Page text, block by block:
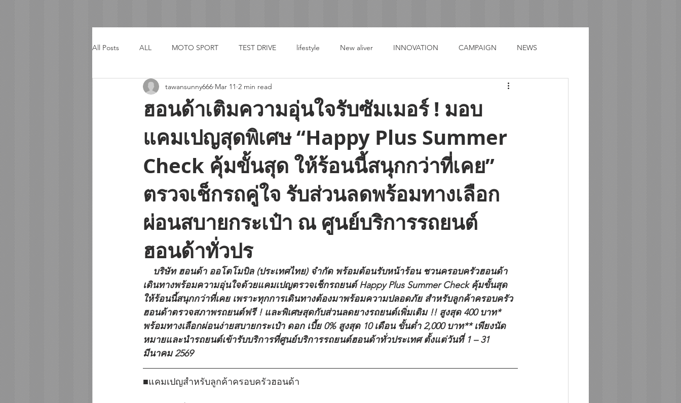
All Posts ALL MOTO SPORT TEST DRIVE lifestyle New aliver INNOVATION CAMPAIGN NEWS
TRIP
ฮอนด้าเติมความอุ่นใจรับซัมเมอร์ ! มอบ
แคมเปญสุดพิเศษ “Happy Plus Summer
Check คุ้มขั้นสุด ให้ร้อนนี้สนุกกว่าที่เคย”
ตรวจเช็กรถคู่ใจ รับส่วนลดพร้อมทางเลือก
ผ่อนสบายกระเป๋า ณ ศูนย์บริการรถยนต์
ฮอนด้าทั่วปร
tawansunny666 Mar 11 2 min read
เดินทางพร้อมความอุ่นใจด้วยแคมเปญตรวจเช็กรถยนต์ Happy Plus Summer Check คุ้มขั้นสุด
ให้ร้อนนี้สนุกกว่าที่เคย เพราะทุกการเดินทางต้องมาพร้อมความปลอดภัย สำหรับลูกค้าครอบครัว
ฮอนด้าตรวจสภาพรถยนต์ฟรี ! และพิเศษสุดกับส่วนลดยางรถยนต์เพิ่มเติม !! สูงสุด 400 บาท*
พร้อมทางเลือกผ่อนง่ายสบายกระเป๋า ดอก เบี้ย 0% สูงสุด 10 เดือน ขั้นต่ำ 2,000 บาท** เพียงนัด
หมายและนำรถยนต์เข้ารับบริการที่ศูนย์บริการรถยนต์ฮอนด้าทั่วประเทศ ตั้งแต่วันที่ 1 – 31
มีนาคม 2569
■แคมเปญสำหรับลูกค้าครอบครัวฮอนด้า